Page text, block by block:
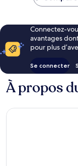
Connectez-
avantages
pour plus
Se connecter
À propos